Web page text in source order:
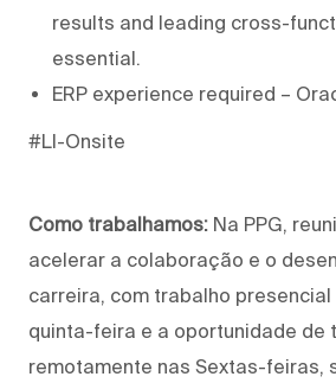
results and leading cross-
essential.
ERP experience required –
#LI-Onsite
Como trabalhamos: Na PPG,
acelerar a colaboração e o
carreira, com trabalho presencial
quinta-feira e a oportunidade de
remotamente nas Sextas-feiras,